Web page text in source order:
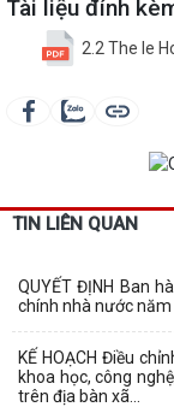
Tài liệu đính
2.2 The le
TIN LIÊN QUAN
QUYẾT ĐỊNH Ban
chính nhà nước
KẾ HOẠCH Điều
khoa học, công
trên địa bàn xã...